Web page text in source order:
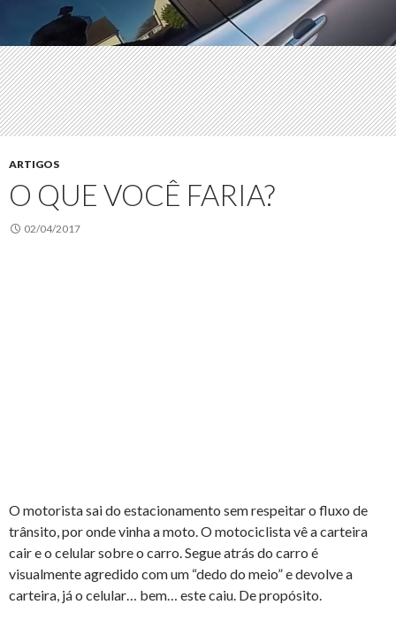
ARTIGOS
O QUE VOCÊ FARIA?
02/04/2017
O motorista sai do estacionamento sem respeitar o fluxo de
trânsito, por onde vinha a moto. O motociclista vê a carteira
cair e o celular sobre o carro. Segue atrás do carro é
visualmente agredido com um “dedo do meio” e devolve a
carteira, já o celular… bem… este caiu. De propósito.